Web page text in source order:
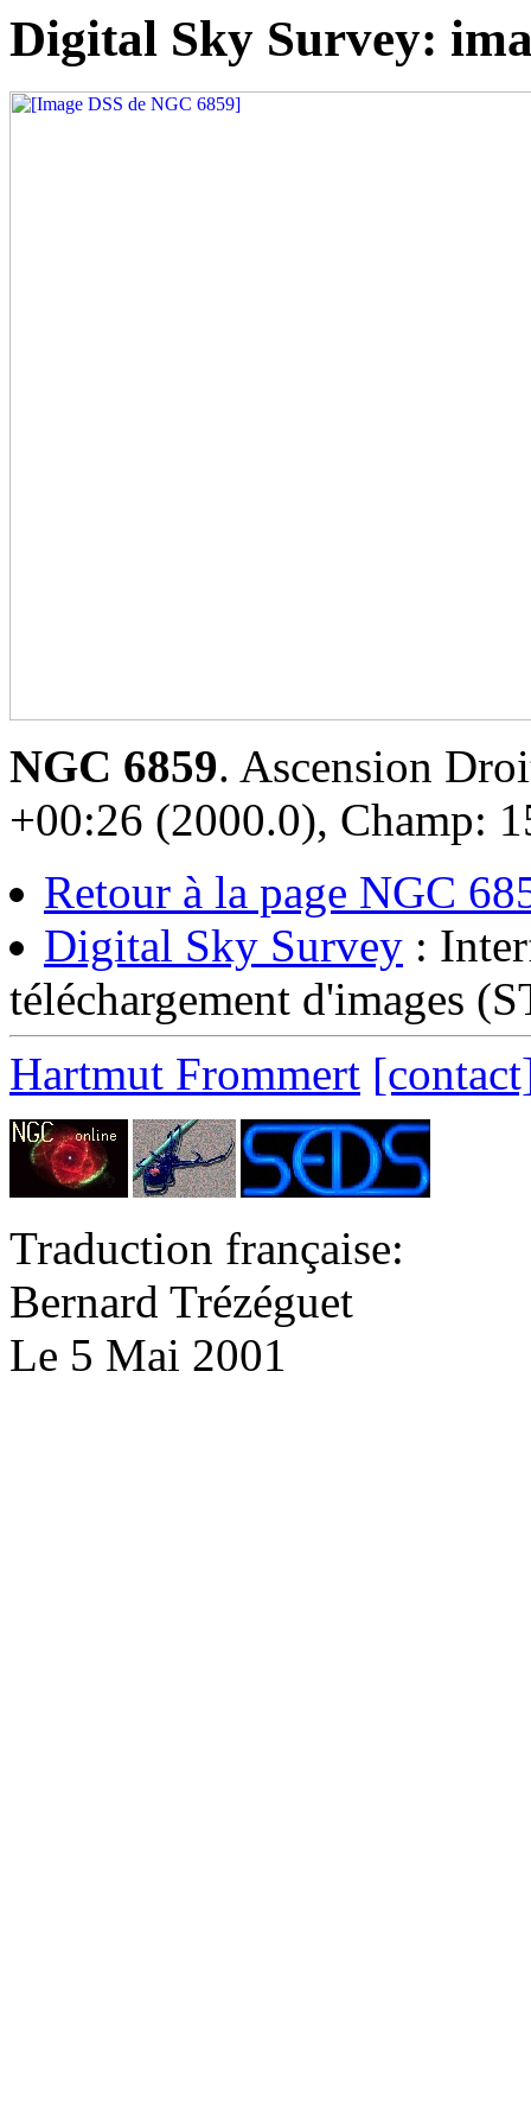
Digital Sky Survey:
NGC 6859. Ascension
+00:26 (2000.0), Champ:
Retour à la page NGC
Digital Sky Survey :
téléchargement d'images
Hartmut Frommert
Traduction française:
Bernard Trézéguet
Le 5 Mai 2001